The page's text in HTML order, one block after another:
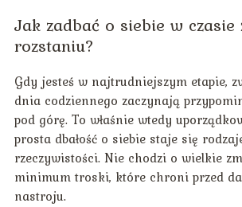
Jak zadbać o siebie w czasie
rozstaniu?
Gdy jesteś w najtrudniejszym etapie,
dnia codziennego zaczynają
pod górę. To właśnie wtedy
prosta dbałość o siebie staje się
rzeczywistości. Nie chodzi o wielkie
minimum troski, które chroni przed
nastroju.